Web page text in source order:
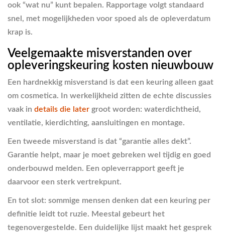
ook “wat nu” kunt bepalen. Rapportage volgt standaard
snel, met mogelijkheden voor spoed als de opleverdatum
krap is.
Veelgemaakte misverstanden over
opleveringskeuring kosten nieuwbouw
Een hardnekkig misverstand is dat een keuring alleen gaat
om cosmetica. In werkelijkheid zitten de echte discussies
vaak in details die later groot worden: waterdichtheid,
ventilatie, kierdichting, aansluitingen en montage.
Een tweede misverstand is dat “garantie alles dekt”.
Garantie helpt, maar je moet gebreken wel tijdig en goed
onderbouwd melden. Een opleverrapport geeft je
daarvoor een sterk vertrekpunt.
En tot slot: sommige mensen denken dat een keuring per
definitie leidt tot ruzie. Meestal gebeurt het
tegenovergestelde. Een duidelijke lijst maakt het gesprek